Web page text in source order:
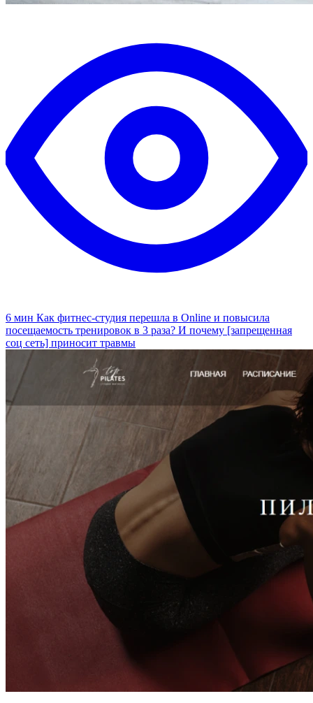
6 мин Как фитнес-студия перешла в Online и повысила
посещаемость тренировок в 3 раза? И почему [запрещенная
соц сеть] приносит травмы